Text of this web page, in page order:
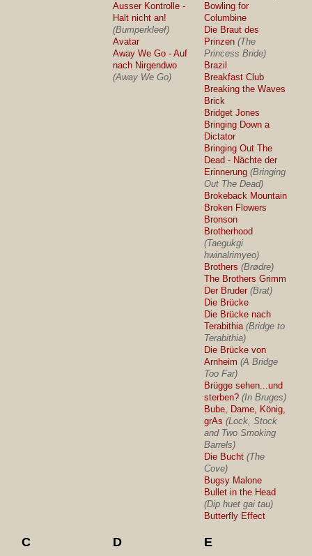
Ausser Kontrolle -
Halt nicht an!
(Bumperkleef)
Avatar
Away We Go - Auf
nach Nirgendwo
(Away We Go)
Bowling for
Columbine
Die Braut des
Prinzen (The
Princess Bride)
Brazil
Breakfast Club
Breaking the Waves
Brick
Bridget Jones
Bringing Down a
Dictator
Bringing Out The
Dead - Nächte der
Erinnerung (Bringing
Out The Dead)
Brokeback Mountain
Broken Flowers
Bronson
Brotherhood
(Taegukgi
hwinalrimyeo)
Brothers (Brødre)
The Brothers Grimm
Der Bruder (Brat)
Die Brücke
Die Brücke nach
Terabithia (Bridge to
Terabithia)
Die Brücke von
Arnheim (A Bridge
Too Far)
Brügge sehen...und
sterben? (In Bruges)
Bube, Dame, König,
grAs (Lock, Stock
and Two Smoking
Barrels)
Die Bucht (The
Cove)
Bugsy Malone
Bullet in the Head
(Dip huet gai tau)
Butterfly Effect
C D E